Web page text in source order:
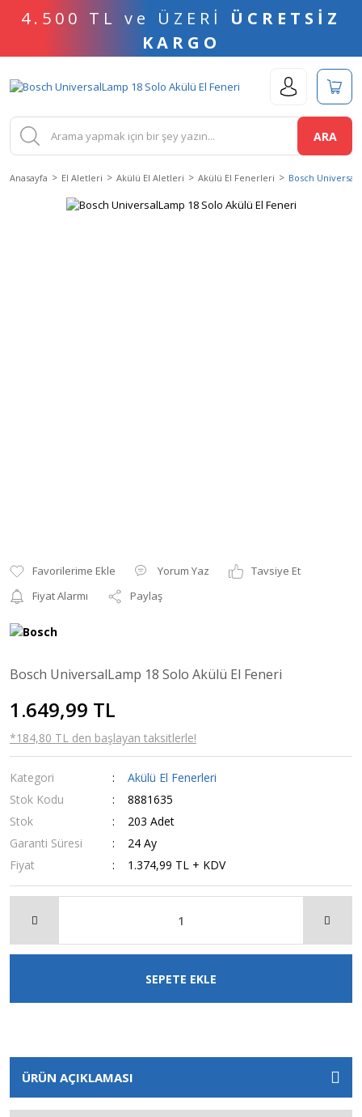
4.500 TL ve ÜZERİ ÜCRETSİZ
KARGO
ARA
Anasayfa El Aletleri Akülü El Aletleri Akülü El Fenerleri Bosch
Yorum Yaz
Tavsiye Et
Fiyat Alarmı
Paylaş
Bosch UniversalLamp 18 Solo Akülü El Feneri
1.649,99 TL
*184,80 TL den başlayan taksitlerle!
Kategori
Akülü El Fenerleri
Stok Kodu
8881635
Stok
203 Adet
Garanti Süresi
24 Ay
Fiyat
1.374,99 TL + KDV
SEPETE EKLE
ÜRÜN AÇIKLAMASI